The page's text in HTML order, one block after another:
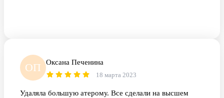
ОП Оксана Печенина
18 марта 2023
Удаляла большую атерому. Все сделали на высшем